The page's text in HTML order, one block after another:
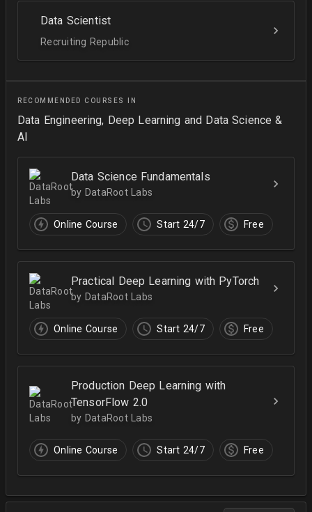
Data Scientist
Recruiting Republic
RECOMMENDED COURSES IN
Data Engineering, Deep Learning and Data Science &
AI
Data Science Fundamentals
by DataRoot Labs
Online Course Start 24/7 Free
Practical Deep Learning with PyTorch
by DataRoot Labs
Online Course Start 24/7 Free
Production Deep Learning with
TensorFlow 2.0
by DataRoot Labs
Online Course Start 24/7 Free